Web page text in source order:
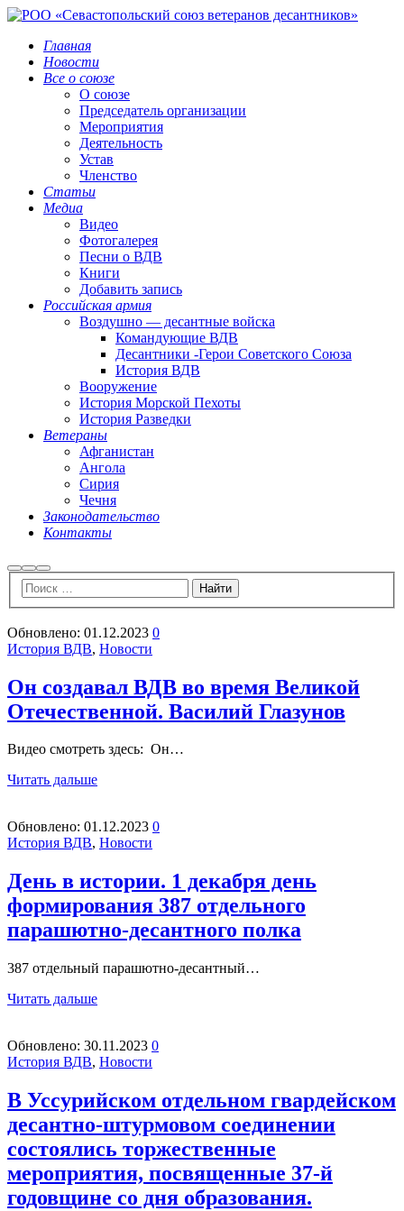
Главная
Новости
Все о союзе
О союзе
Председатель организации
Мероприятия
Деятельность
Устав
Членство
Статьи
Медиа
Видео
Фотогалерея
Песни о ВДВ
Книги
Добавить запись
Российская армия
Воздушно — десантные войска
Командующие ВДВ
Десантники -Герои Советского Союза
История ВДВ
Вооружение
История Морской Пехоты
История Разведки
Ветераны
Афганистан
Ангола
Сирия
Чечня
Законодательство
Контакты
НайтиБольше
информации
Главное
меню
Обновлено: 01.12.2023 0
История ВДВ, Новости
Он создавал ВДВ во время Великой
Отечественной. Василий Глазунов
Видео смотреть здесь: Он…
Читать дальше
Обновлено: 01.12.2023 0
История ВДВ, Новости
День в истории. 1 декабря день
формирования 387 отдельного
парашютно-десантного полка
387 отдельный парашютно-десантный…
Читать дальше
Обновлено: 30.11.2023 0
История ВДВ, Новости
В Уссурийском отдельном гвардейском
десантно-штурмовом соединении
состоялись торжественные
мероприятия, посвященные 37-й
годовщине со дня образования.